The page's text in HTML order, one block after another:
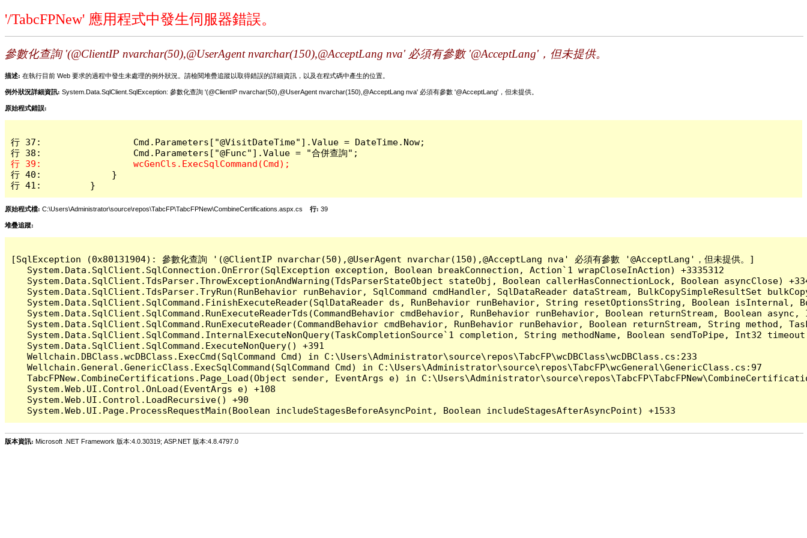
'/TabcFPNew' 應用程式中發生伺服器錯誤。
參數化查詢 '(@ClientIP nvarchar(50),@UserAgent nvarchar(150),@AcceptLang nva' 必須有參數 '@AcceptLang'，但未提供。
描述: 在執行目前 Web 要求的過程中發生未處理的例外狀況。請檢閱堆疊追蹤以取得錯誤的詳細資訊，以及在程式碼中產生的位置。
例外狀況詳細資訊: System.Data.SqlClient.SqlException: 參數化查詢 '(@ClientIP nvarchar(50),@UserAgent nvarchar(150),@AcceptLang nva' 必須有參數 '@AcceptLang'，但未提供。
原始程式錯誤:
行 37:                 Cmd.Parameters["@VisitDateTime"].Value = DateTime.Now;
行 40:             }
行 41:         }
原始程式檔: C:\Users\Administrator\source\repos\TabcFP\TabcFPNew\CombineCertifications.aspx.cs 行: 39
堆疊追蹤:
[SqlException (0x80131904): 參數化查詢 '(@ClientIP nvarchar(50),@UserAgent nvarchar(150),@AcceptLang nva' 必須有參數 '@AcceptLang'，但未提供。]
   System.Data.SqlClient.SqlConnection.OnError(SqlException exception, Boolean breakConnection, Action`1 wrapCloseInAction) +3335312
System.Data.SqlClient.TdsParser.ThrowExceptionAndWarning(TdsParserStateObject stateObj, Boolean callerHasConnectionLock, Boolean asyncClose)
System.Data.SqlClient.TdsParser.TryRun(RunBehavior runBehavior, SqlCommand cmdHandler, SqlDataReader dataStream, BulkCopySimpleResultSet
System.Data.SqlClient.SqlCommand.FinishExecuteReader(SqlDataReader ds, RunBehavior runBehavior, String resetOptionsString, Boolean
System.Data.SqlClient.SqlCommand.RunExecuteReaderTds(CommandBehavior cmdBehavior, RunBehavior runBehavior, Boolean returnStream, Boolean
System.Data.SqlClient.SqlCommand.RunExecuteReader(CommandBehavior cmdBehavior, RunBehavior runBehavior, Boolean returnStream, String method,
System.Data.SqlClient.SqlCommand.InternalExecuteNonQuery(TaskCompletionSource`1 completion, String methodName, Boolean sendToPipe, Int32
   System.Data.SqlClient.SqlCommand.ExecuteNonQuery() +391
   Wellchain.DBClass.wcDBClass.ExecCmd(SqlCommand Cmd) in C:\Users\Administrator\source\repos\TabcFP\wcDBClass\wcDBClass.cs:233
   Wellchain.General.GenericClass.ExecSqlCommand(SqlCommand Cmd) in C:\Users\Administrator\source\repos\TabcFP\wcGeneral\GenericClass.cs:97
TabcFPNew.CombineCertifications.Page_Load(Object sender, EventArgs e) in
   System.Web.UI.Control.OnLoad(EventArgs e) +108
   System.Web.UI.Control.LoadRecursive() +90
版本資訊: Microsoft .NET Framework 版本:4.0.30319; ASP.NET 版本:4.8.4797.0